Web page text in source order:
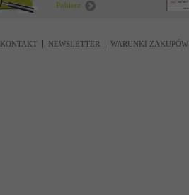
Pobierz
KONTAKT NEWSLETTER WARUNKI ZAKUPÓW